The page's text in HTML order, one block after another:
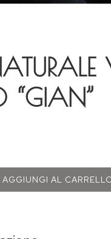
“GIAN”
AGGIUNGI AL